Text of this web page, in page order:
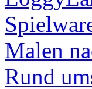
Malen
Rund